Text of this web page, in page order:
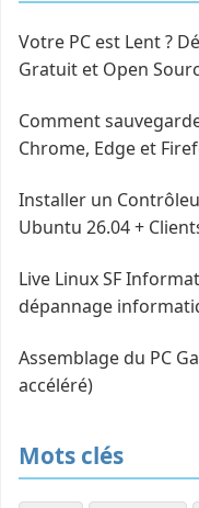
Votre PC est Lent ?
Gratuit et Open
Comment
Chrome, Edge et
Installer un
Ubuntu 26.04 +
Live Linux SF
dépannage
Assemblage du PC
accéléré)
Mots clés